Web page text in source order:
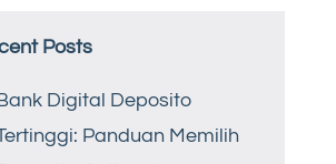
Posts
Digital Deposito
Panduan Memilih